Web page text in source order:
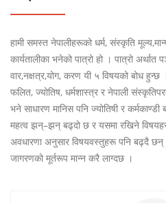
हामी समस्त नेपालीहरूको धर्म, संस्कृति
कार्यतालीका भनेको पात्रो हो । पात्रो अर्थात
वार,नक्षत्र,योग, करण यी ५ विषयको बोध
फलित, ज्योतिष, धर्मशास्त्र र नेपाली
भने साधारण मानिस पनि ज्योतिषी र
महत्व झन्–झन् बढ्दो छ र यसमा रखिने
अवधारणा अनुसार विषयवस्तुहरू पनि बढ्दै
जागरणको मूर्तरूप मान्न करै लाग्दछ ।